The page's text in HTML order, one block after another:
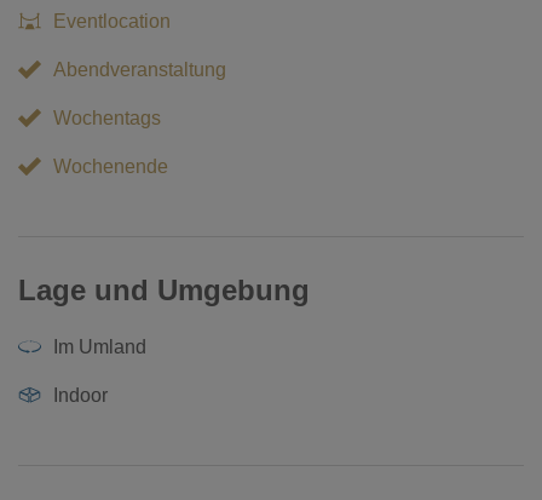
Eventlocation
Abendveranstaltung
Wochentags
Wochenende
Lage und Umgebung
Im Umland
Indoor